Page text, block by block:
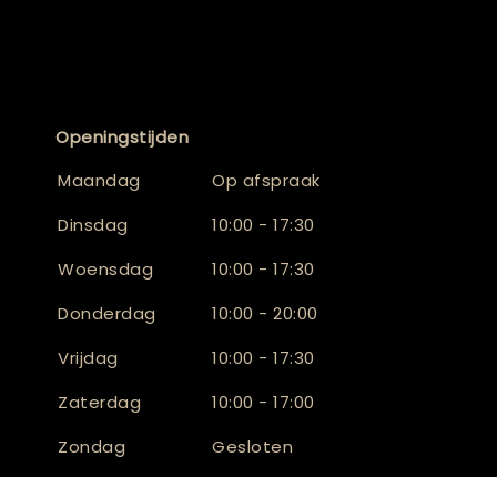
Openingstijden
Maandag
Op afspraak
Dinsdag
10:00 - 17:30
Woensdag
10:00 - 17:30
Donderdag
10:00 - 20:00
Vrijdag
10:00 - 17:30
Zaterdag
10:00 - 17:00
Zondag
Gesloten